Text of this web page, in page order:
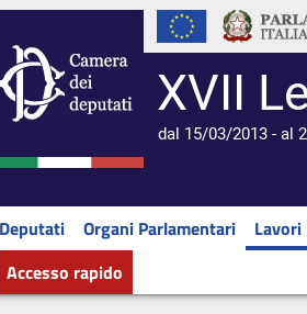
XVII
dal 15/03/2013 - al
Deputati Organi Parlamentari Lavori
Accesso rapido